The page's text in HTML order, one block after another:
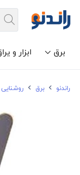
برق ابزار و
راندنو برق روشنایی